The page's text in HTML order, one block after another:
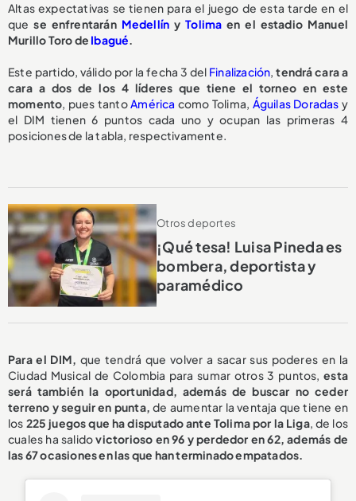
Altas expectativas se tienen para el juego de esta tarde en el
quese enfrentarán MedellínyTolimaen el estadio Manuel
Murillo Toro de Ibagué.
Este partido, válido por la fecha 3 del Finalización,tendrá cara a
cara a dos de los 4 líderes que tiene el torneo en este
momento, pues tantoAmérica como Tolima, Águilas Doradas y
el DIM tienen 6 puntos cada uno y ocupan las primeras 4
posiciones de la tabla, respectivamente.
Otros deportes
¡Qué tesa! Luisa Pineda es
bombera, deportista y
paramédico
Para el DIM, que tendrá que volver a sacar sus poderes en la
Ciudad Musical de Colombia para sumar otros 3 puntos,esta
será también la oportunidad, además de buscar no ceder
terreno y seguir en punta, de aumentar la ventaja que tiene en
los 225 juegos que ha disputado ante Tolima por la Liga, de los
cuales ha salidovictorioso en 96 y perdedor en 62, además de
las 67 ocasiones en las que han terminado empatados.